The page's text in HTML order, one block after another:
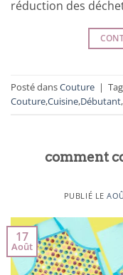
réduction des
Posté dansCouture |
Couture,Cuisine,Débutant,
comment
PUBLIÉ LE
17
Août